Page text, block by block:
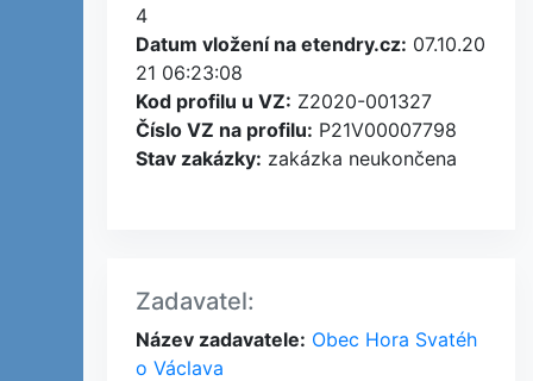
4
Datum vložení na etendry.cz: 07.10.20
21 06:23:08
Kod profilu u VZ: Z2020-001327
Číslo VZ na profilu: P21V00007798
Stav zakázky: zakázka neukončena
Zadavatel:
Název zadavatele: Obec Hora Svatéh
o Václava